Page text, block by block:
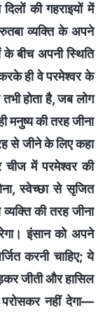
की गहराइयों में
रुतबा व्यक्ति के अपने
के बीच अपनी स्थिति
ही वे परमेश्वर के
होता है, जब लोग
मनुष्य की तरह जीना
से जीने के लिए कहा
चीज में परमेश्वर की
स्वेच्छा से सृजित
की तरह जीना
इंसान को अपने
करनी चाहिए; ये
जीती और हासिल
नहीं देगा—